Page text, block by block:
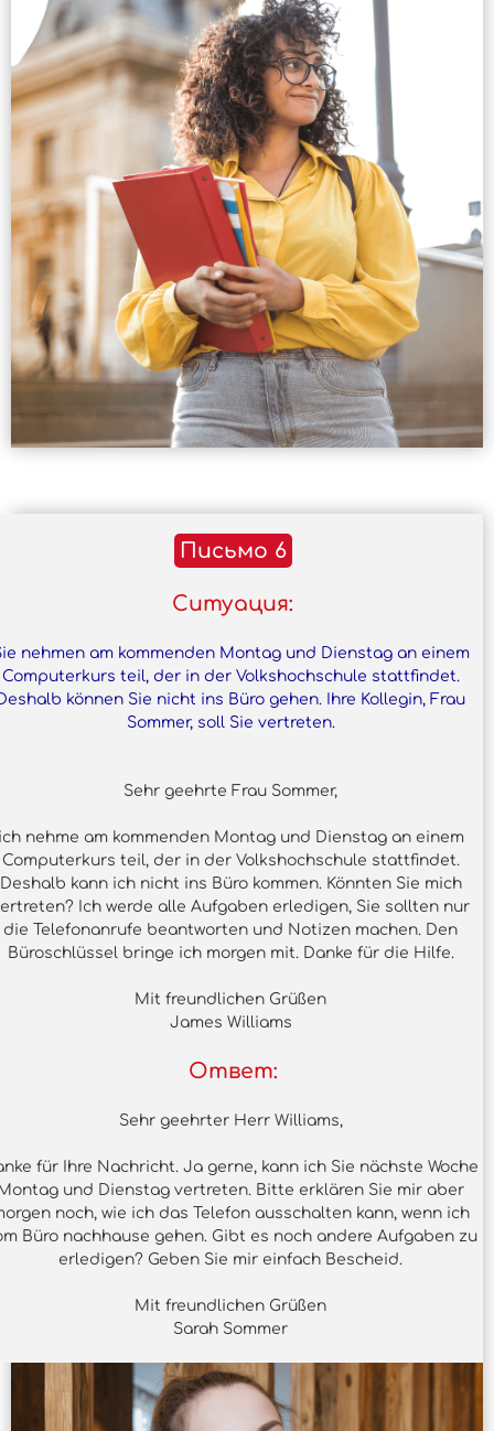
Письмо 6
Ситуация:
nehmen am kommenden Montag und Dienstag an einem
Computerkurs teil, der in der Volkshochschule stattfindet.
können Sie nicht ins Büro gehen. Ihre Kollegin, Frau
Sommer, soll Sie vertreten.
Sehr geehrte Frau Sommer,
nehme am kommenden Montag und Dienstag an einem
Computerkurs teil, der in der Volkshochschule stattfindet.
Deshalb kann ich nicht ins Büro kommen. Könnten Sie mich
Ich werde alle Aufgaben erledigen, Sie sollten nur
die Telefonanrufe beantworten und Notizen machen. Den
Büroschlüssel bringe ich morgen mit. Danke für die Hilfe.
Mit freundlichen Grüßen
James Williams
Ответ:
Sehr geehrter Herr Williams,
für Ihre Nachricht. Ja gerne, kann ich Sie nächste Woche
und Dienstag vertreten. Bitte erklären Sie mir aber
noch, wie ich das Telefon ausschalten kann, wenn ich
Büro nachhause gehen. Gibt es noch andere Aufgaben zu
erledigen? Geben Sie mir einfach Bescheid.
Mit freundlichen Grüßen
Sarah Sommer